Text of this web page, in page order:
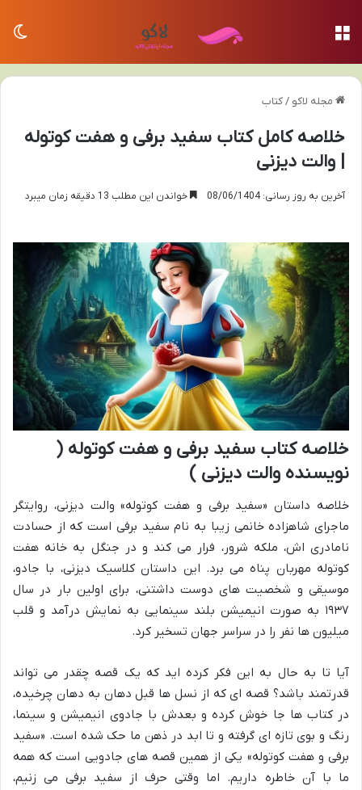
مجله لاکو /کتاب
خلاصه کامل کتاب سفید برفی و هفت کوتوله
| والت دیزنی
آخرین به روز رسانی: 08/06/1404 خواندن این مطلب 13 دقیقه زمان میبرد
خلاصه کتاب سفید برفی و هفت کوتوله (
نویسنده والت دیزنی )
خلاصه داستان «سفید برفی و هفت کوتوله» والت دیزنی، روایتگر
ماجرای شاهزاده خانمی زیبا به نام سفید برفی است که از حسادت
نامادری اش، ملکه شرور، فرار می کند و در جنگل به خانه هفت
کوتوله مهربان پناه می برد. این داستان کلاسیک دیزنی، با جادو،
موسیقی و شخصیت های دوست داشتنی، برای اولین بار در سال
۱۹۳۷ به صورت انیمیشن بلند سینمایی به نمایش درآمد و قلب
میلیون ها نفر را در سراسر جهان تسخیر کرد.
آیا تا به حال به این فکر کرده اید که یک قصه چقدر می تواند
قدرتمند باشد؟ قصه ای که از نسل ها قبل دهان به دهان چرخیده،
در کتاب ها جا خوش کرده و بعدش با جادوی انیمیشن و سینما،
رنگ و بوی تازه ای گرفته و تا ابد در ذهن ما حک شده است. «سفید
برفی و هفت کوتوله» یکی از همین قصه های جادویی است که همه
ما با آن خاطره داریم. اما وقتی حرف از سفید برفی می زنیم،